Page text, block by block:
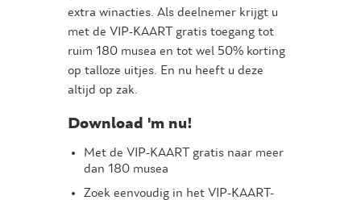
extra winacties. Als deelnemer krijgt u
met de VIP-KAART gratis toegang tot
ruim 180 musea en tot wel 50% korting
op talloze uitjes. En nu heeft u deze
altijd op zak.
Download 'm nu!
Met de VIP-KAART gratis naar meer
dan 180 musea
Zoek eenvoudig in het VIP-KAART-